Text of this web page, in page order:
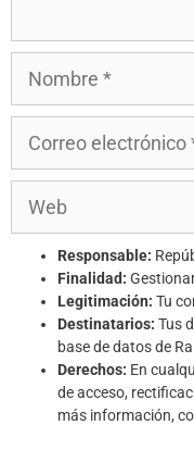
Responsable:
Finalidad:
Legitimación: Tu
Destinatarios: Tus
base de datos de
Derechos: En
de acceso,
más información,